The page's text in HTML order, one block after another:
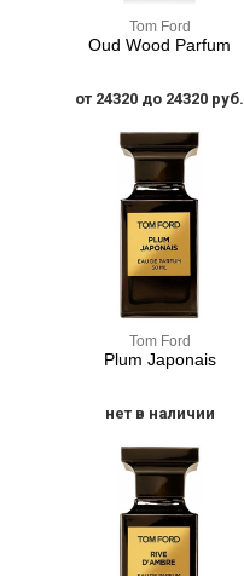
Tom Ford
Oud Wood Parfum
от 24320 до 24320 руб.
Tom Ford
Plum Japonais
нет в наличии